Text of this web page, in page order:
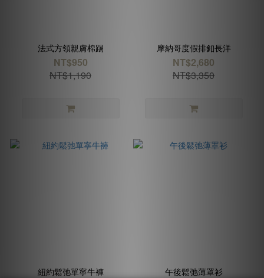
法式方領親膚棉踢
NT$950
NT$1,190
摩納哥度假排釦長洋
NT$2,680
NT$3,350
紐約鬆弛單寧牛褲 午後鬆弛薄罩衫